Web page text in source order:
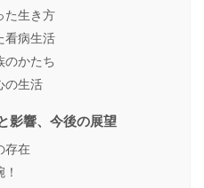
た生き方
看病生活
のかたち
の生活
影響、今後の展望
存在